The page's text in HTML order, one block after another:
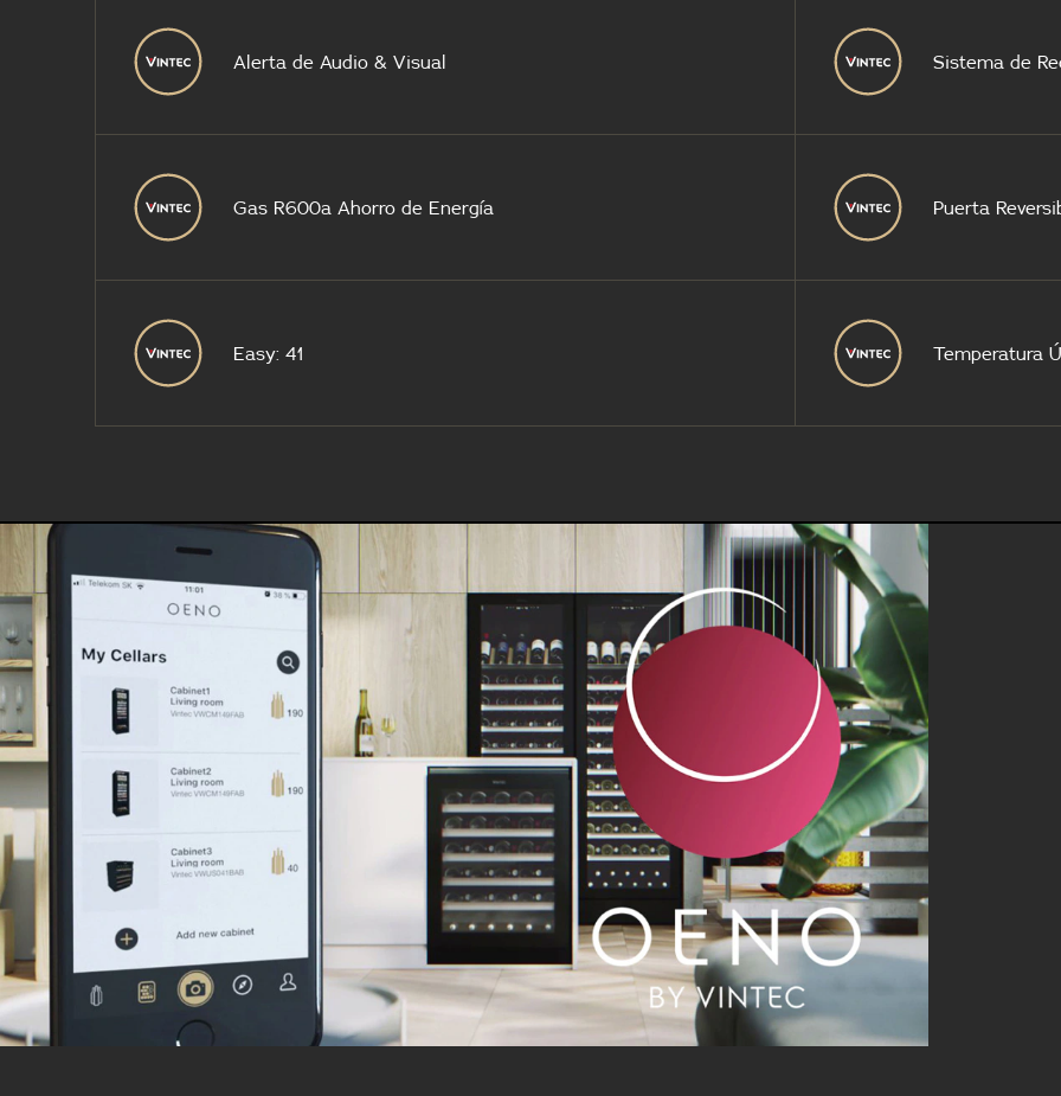
Alerta de Audio & Visual Sistema de
Gas R600a Ahorro de Energía Puerta
Easy: 41 Temperatura